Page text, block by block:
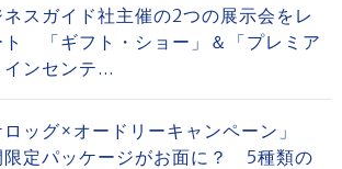
ネスガイド社主催の2つの展示会をレ
ト 「ギフト・ショー」＆「プレミア
インセンテ...
ロッグ×オードリーキャンペーン」
限定パッケージがお面に？ 5種類の